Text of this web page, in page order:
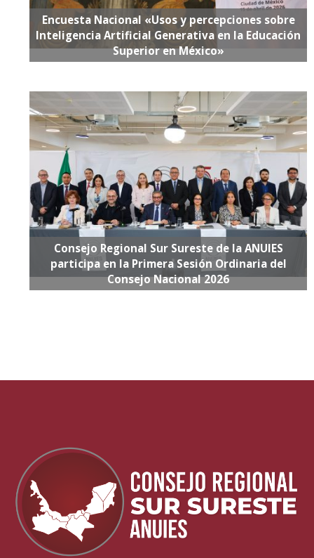
Encuesta Nacional «Usos y percepciones sobre
Inteligencia Artificial Generativa en la Educación
Superior en México»
Consejo Regional Sur Sureste de la ANUIES
participa en la Primera Sesión Ordinaria del
Consejo Nacional 2026